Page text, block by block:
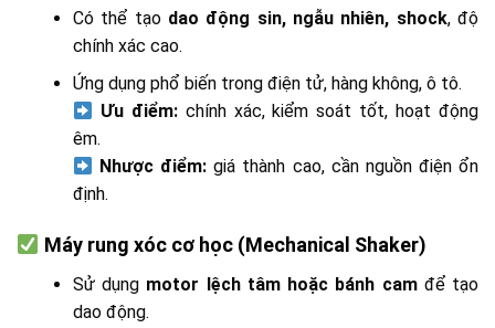
Có thể tạo dao động sin, ngẫu nhiên, shock, độ
chính xác cao.
Ứng dụng phổ biến trong điện tử, hàng không, ô tô.
Ưu điểm:chính xác, kiểm soát tốt, hoạt động
êm.
Nhược điểm: giá thành cao, cần nguồn điện ổn
định.
Máy rung xóc cơ học (Mechanical Shaker)
Sử dụng motor lệch tâm hoặc bánh camđể tạo
dao động.